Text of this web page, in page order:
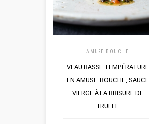
AMUSE BOUCHE
VEAU BASSE TEMPÉRATURE
EN AMUSE-BOUCHE, SAUCE
VIERGE À LA BRISURE DE
TRUFFE